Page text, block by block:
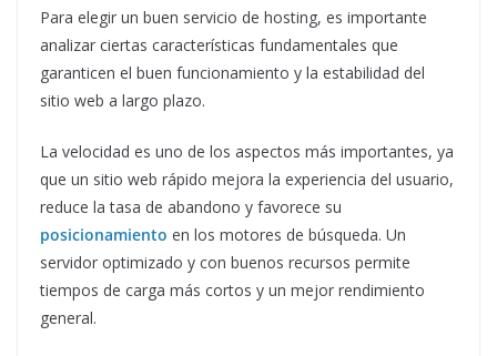
Para elegir un buen servicio de hosting, es importante
analizar ciertas características fundamentales que
garanticen el buen funcionamiento y la estabilidad del
sitio web a largo plazo.
La velocidad es uno de los aspectos más importantes, ya
que un sitio web rápido mejora la experiencia del usuario,
reduce la tasa de abandono y favorece su
posicionamiento en los motores de búsqueda. Un
servidor optimizado y con buenos recursos permite
tiempos de carga más cortos y un mejor rendimiento
general.